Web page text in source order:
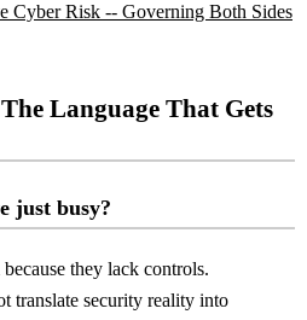
Cyber Risk -- Governing Both Sides
Language That Gets
just busy?
they lack controls.
translate security reality into